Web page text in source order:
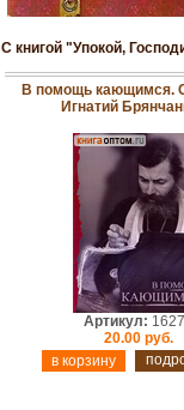
С книгой "Упокой,
В помощь кающимся.
Игнатий
Артикул:
20.00 руб.